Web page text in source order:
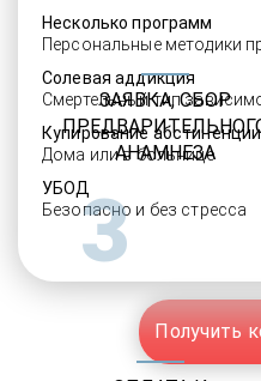
Несколько программ
Персональные методики
Солевая аддикция
Смертельный тип
Купирование абстиненции
Дома или в больнице
УБОД
Безопасно и без стресса
Получить
ЗАЯВКА, СБОР
АНАМНЕЗА
3